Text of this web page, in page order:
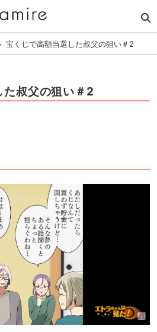
宝くじで高額当選した叔父の狙い＃2
叔父の狙い＃2